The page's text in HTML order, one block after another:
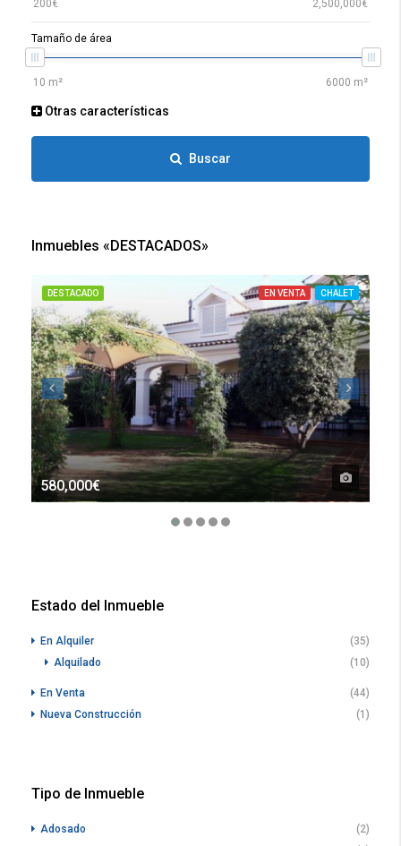
Tamaño de área
Otras características
Buscar
Inmuebles «DESTACADOS»
DESTACADO EN VENTA CHALET
580,000€
Estado del Inmueble
En Alquiler
Alquilado
(10)
(35)
En Venta
(44)
Nueva Construcción
(1)
Tipo de Inmueble
Adosado
(2)